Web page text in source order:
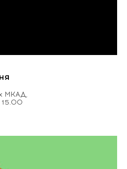
МКАД,
15.00